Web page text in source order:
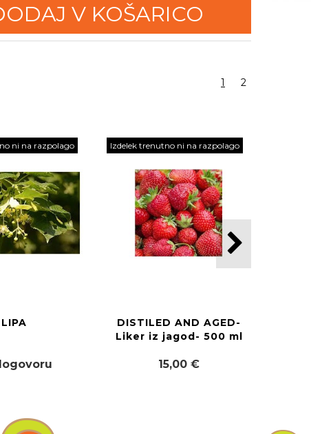
V KOŠARICO
1 2
ni na razpolago
LIPA
Izdelek trenutno ni na razpolago
DISTILED AND AGED-
Liker iz jagod- 500 ml
15,00 €